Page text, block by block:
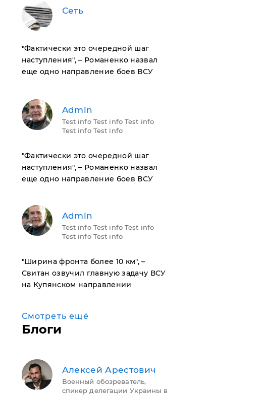
Сеть
​"Фактически это очередной шаг
наступления", – Романенко назвал
еще одно направление боев ВСУ
Admin
Test info Test info Test info
Test info Test info
​"Фактически это очередной шаг
наступления", – Романенко назвал
еще одно направление боев ВСУ
Admin
Test info Test info Test info
Test info Test info
​"Ширина фронта более 10 км", –
Свитан озвучил главную задачу ВСУ
на Купянском направлении
Смотреть ещё
Блоги
Алексей Арестович
Военный обозреватель,
спикер делегации Украины в